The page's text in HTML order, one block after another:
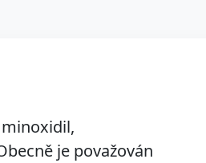
minoxidil,
je považován